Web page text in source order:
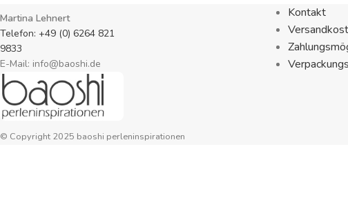
Martina Lehnert
Telefon: +49 (0) 6264 821
9833
E-Mail: info@baoshi.de
Kontakt
© Copyright 2025 baoshi perleninspirationen